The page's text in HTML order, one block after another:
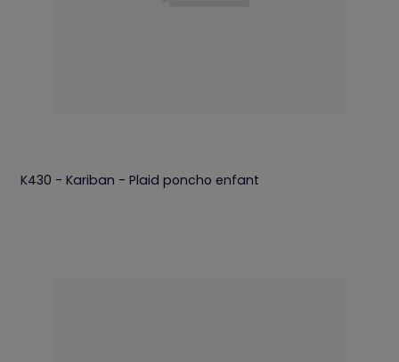
K430 - Kariban - Plaid poncho enfant